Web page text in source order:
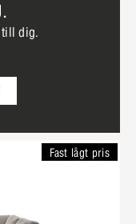
till dig.
Fast lågt pris